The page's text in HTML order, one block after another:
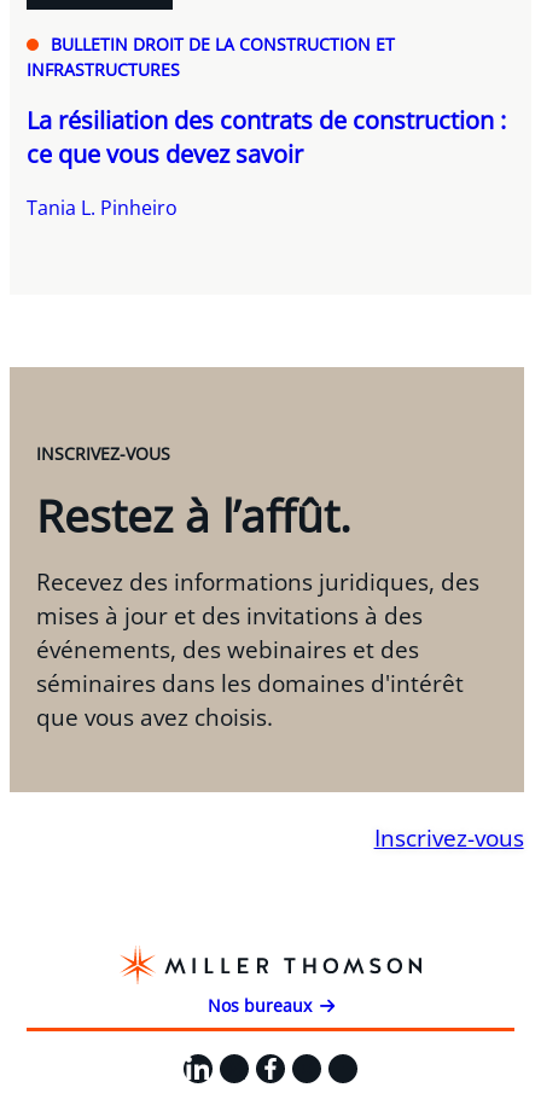
BULLETIN DROIT DE LA CONSTRUCTION ET
INFRASTRUCTURES
La résiliation des contrats de construction :
ce que vous devez savoir
Tania L. Pinheiro
INSCRIVEZ-VOUS
Restez à l’affût.
Recevez des informations juridiques, des
mises à jour et des invitations à des
événements, des webinaires et des
séminaires dans les domaines d'intérêt
que vous avez choisis.
Inscrivez-vous
Nos bureaux
LinkedIn
X Facebook
Instagram
YouTube